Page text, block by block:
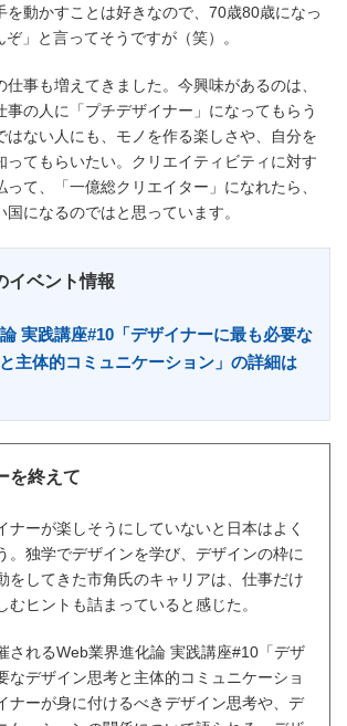
を動かすことは好きなので、70歳80歳になっ
」と言ってそうですが（笑）。
事も増えてきました。今興味があるのは、
事の人に「プチデザイナー」になってもらう
はない人にも、モノを作る楽しさや、自分を
ってもらいたい。クリエイティビティに対す
て、「一億総クリエイター」になれたら、
になるのではと思っています。
イベント情報
実践講座#10「デザイナーに最も必要な
主体的コミュニケーション」の詳細は
を終えて
ナーが楽しそうにしていないと日本はよく
。独学でデザインを学び、デザインの枠に
をしてきた市角氏のキャリアは、仕事だけ
むヒントも詰まっていると感じた。
されるWeb業界進化論 実践講座#10「デザ
なデザイン思考と主体的コミュニケーショ
ナーが身に付けるべきデザイン思考や、デ